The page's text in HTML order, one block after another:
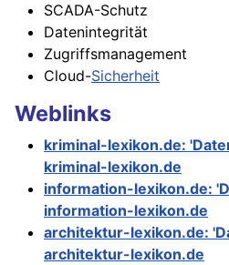
SCADA-Schutz
Datenintegrität
Zugriffsmanagement
Cloud-Sicherheit
Weblinks
kriminal-lexikon.de:
kriminal-lexikon.de
information-lexikon.de:
information-lexikon.de
architektur-lexikon.de:
architektur-lexikon.de